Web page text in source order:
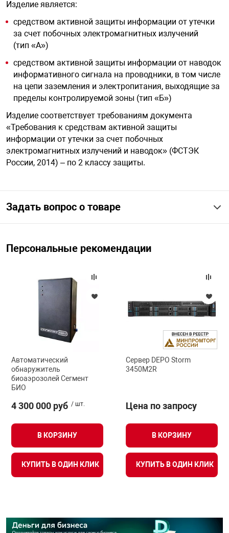
безопасность
оборудование
Изделие является:
средством активной защиты информации от утечки
за счет побочных электромагнитных излучений
(тип «А»)
средством активной защиты информации от наводок
информативного сигнала на проводники, в том числе
на цепи заземления и электропитания, выходящие за
пределы контролируемой зоны (тип «Б»)
Изделие соответствует требованиям документа
«Требования к средствам активной защиты
информации от утечки за счет побочных
электромагнитных излучений и наводок» (ФСТЭК
России, 2014) – по 2 классу защиты.
Задать вопрос о товаре
Персональные рекомендации
Автоматический
обнаружитель
биоаэрозолей Сегмент
БИО
4 300 000 руб / шт.
В КОРЗИНУ
КУПИТЬ В ОДИН КЛИК
Сервер DEPO Storm
3450M2R
Цена по запросу
В КОРЗИНУ
КУПИТЬ В ОДИН КЛИК